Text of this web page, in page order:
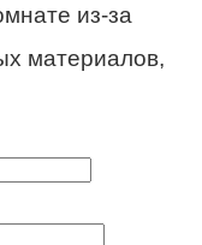
из-за
материалов,